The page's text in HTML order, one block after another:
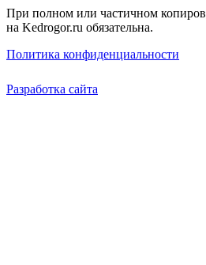
При полном или частичном
на Kedrogor.ru обязательна.
Политика конфиденциальности
Разработка сайта